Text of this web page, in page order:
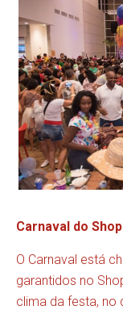
Carnaval do
O Carnaval está
garantidos no
clima da festa, no